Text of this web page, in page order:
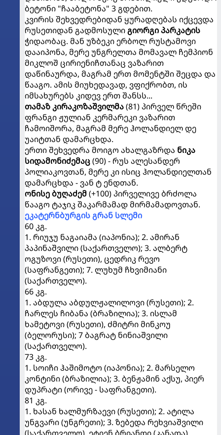
ბეტონი "ჩააბეტონა" 3 გდებით.
კვირის შეხვედრებიდან ყურადღებას იქცევდა
რუსეთიდან გადმოსულიგიორგი პარკატის
ჭიდაობაც. მან უზბეკი ერბოლ რუსტამოვი
დააიპონა, მერე უნგრელთა მომავალ ჩემპიონ
მიკლოშ ცირიენიჩთანაც ვაზარით
დაწინაურდა, მაგრამ ერთ მომენტში შეცდა და
წააგო. ამის მიუხედავად, ვფიქრობთ, ის
იმსახურებს კიდევ ერთ შანსს...
თამაზ კირაკოზაშვილმა(81) პირველ წრეში
ფრანგი ჟულიან კერმარეკი ვაზარით
ჩამოიშორა, მაგრამ მერე ჰოლანდიელ დე
უაიტთან დამარცხდა.
ერთი შეხვედრა მოიგო ახალგაზრდა ნიკა
სიდამონიძემაც(90) - რუს ალესანდერ
პოლიაკოვთან, მერე კი ისიც ჰოლანდიელთან
დამარცხდა - ვან ტ ენდთან.
ონისე ბუღაძემ(+100) პირველივე ბრძოლა
წააგო ტაჯიკ შაკარმამად მირმამადოვთან.
ეკატერნბურგის გრან სლემი
60 კგ.
1. რიუჯუ ნაგაიამა (იაპონია); 2. ამირან
პაპინაშვილი (საქართველო); 3. ალბერტ
ოგუზოვი (რუსეთი), ცედრიკ რევო
(საფრანგეთი); 7. ლუხუმ ჩხვიმიანი
(საქართველო).
66 კგ.
1. აბდულა აბდულჟალილოვი (რუსეთი); 2.
ჩარლეს ჩიბანა (ბრაზილია); 3. ისლამ
ხამეტოვი (რუსეთი), ძმიტრი მინკოუ
(ბელორუსი); 7 ბაგრატ ნინიაშვილი
(საქართველო).
73 კგ.
1. სოიჩი ჰაშიმოტო (იაპონია); 2. მარსელო
კონტინი (ბრაზილია); 3. ბენჟამინ აქსუ, პიერ
დუპრატი (ორივე - საფრანგეთი).
81 კგ.
1. ხასან ხალმურზაევი (რუსეთი); 2. ატილა
უნგვარი (უნგრეთი); 3. ზებედა რეხვიაშვილი
(საქართველო), ეტიენ ბრიანდი (კანადა).